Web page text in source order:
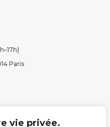
vie privée.
Paris